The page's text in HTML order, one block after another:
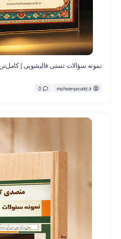
نمونه سؤالات تستی قالیشویی |
mohsenpouritc.ir
0